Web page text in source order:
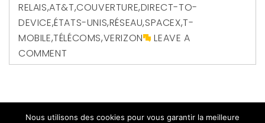
RELAIS,AT&T,COUVERTURE,DIRECT-TO-
DEVICE,ÉTATS-UNIS,RÉSEAU,SPACEX,T-
MOBILE,TÉLÉCOMS,VERIZON
LEAVE A
COMMENT
Nous utilisons des cookies pour vous garantir la meilleure